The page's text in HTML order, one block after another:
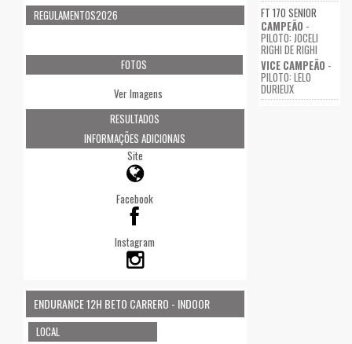
REGULAMENTOS2026
FOTOS
Ver Imagens
RESULTADOS
INFORMAÇÕES ADICIONAIS
Site
Facebook
Instagram
ENDURANCE 12H BETO CARRERO - INDOOR
LOCAL
FT 170 SENIOR
CAMPEÃO -
PILOTO: JOCELI
RIGHI DE RIGHI
VICE CAMPEÃO -
PILOTO: LELO
DURIEUX